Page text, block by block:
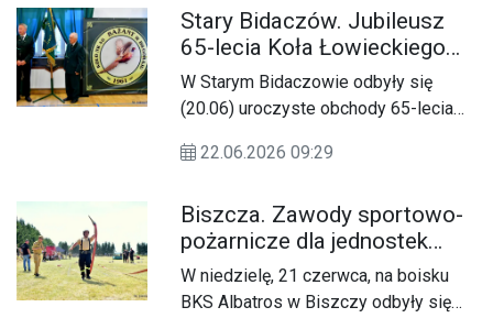
regionalną kuchnię.
Rynek” odbyła się kolejna edycja
wydarzenia „Razem możemy więcej”,
organizowanego przez
Stowarzyszenie Integracyjno-
Niepełnosprawnych SIRON.
Stary Bidaczów. Jubileusz
65-lecia Koła Łowieckiego
„Bażant”
W Starym Bidaczowie odbyły się
(20.06) uroczyste obchody 65-lecia
Biłgoraja. Jubileusz był okazją do
przypomnienia historii koła oraz
podkreślenia roli, jaką myśliwi
odgrywają w gospodarce łowieckiej,
ochronie przyrody i pielęgnowaniu
22.06.2026 09:29
Biszcza. Zawody sportowo-
pożarnicze dla jednostek
OSP
W niedzielę, 21 czerwca, na boisku
BKS Albatros w Biszczy odbyły się